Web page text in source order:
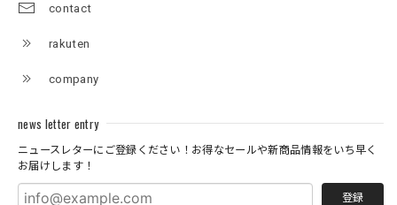
contact
rakuten
company
news letter entry
ニュースレターにご登録ください！お得なセールや新商品情報をいち早く
お届けします！
登録